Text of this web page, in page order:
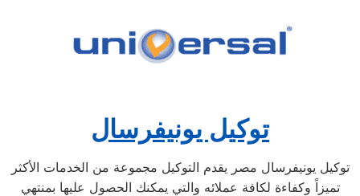
توكيل يونيفرسال
توكيل يونيفرسال مصر يقدم التوكيل مجموعة من الخدمات الأكثر
تميزاً وكفاءة لكافة عملائه والتي يمكنك الحصول عليها بمنتهي